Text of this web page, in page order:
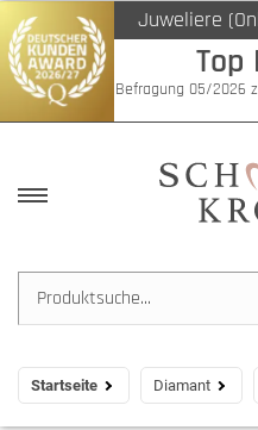
Juweliere
Top
Befragung 05/2026
Startseite Diamant